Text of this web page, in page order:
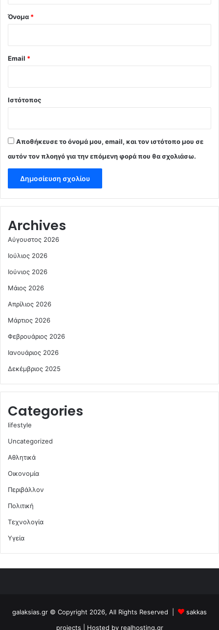
Όνομα *
Email *
Ιστότοπος
Αποθήκευσε το όνομά μου, email, και τον ιστότοπο μου σε
αυτόν τον πλοηγό για την επόμενη φορά που θα σχολιάσω.
Archives
Αύγουστος 2026
Ιούλιος 2026
Ιούνιος 2026
Μάιος 2026
Απρίλιος 2026
Μάρτιος 2026
Φεβρουάριος 2026
Ιανουάριος 2026
Δεκέμβριος 2025
Categories
lifestyle
Uncategorized
Αθλητικά
Οικονομία
Περιβάλλον
Πολιτική
Τεχνολογία
Υγεία
galaksias.gr © Copyright 2026, All Rights Reserved |
sakkas
projects | Hosted by realhosting.gr